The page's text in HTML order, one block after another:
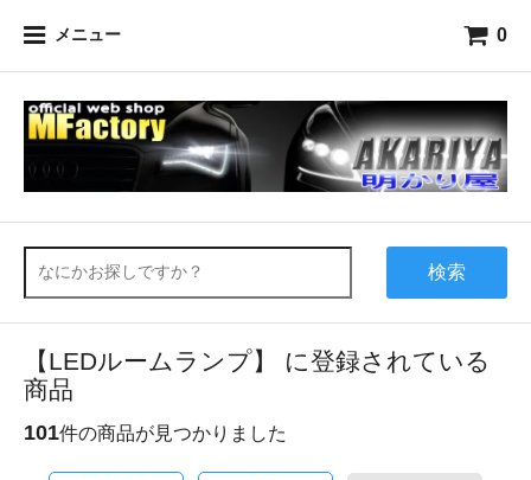
メニュー 0
検索
【LEDルームランプ】 に登録されている
商品
101件の商品が見つかりました